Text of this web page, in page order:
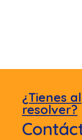
¿Tienes
resolver?